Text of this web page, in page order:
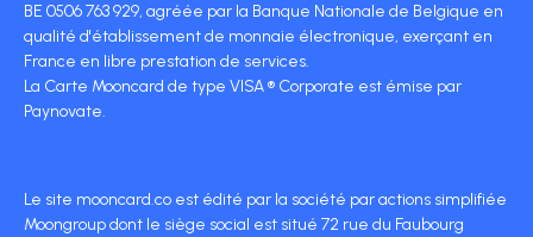
BE 0506 763 929, agréée par la Banque Nationale de Belgique en
qualité d'établissement de monnaie électronique, exerçant en
France en libre prestation de services.
La Carte Mooncard de type VISA ® Corporate est émise par
Paynovate.
Le site mooncard.co est édité par la société par actions simplifiée
Moongroup dont le siège social est situé 72 rue du Faubourg